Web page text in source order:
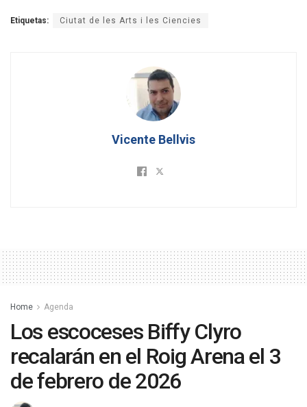
Etiquetas: Ciutat de les Arts i les Ciencies
Vicente Bellvis
Home Agenda
Los escoceses Biffy Clyro
recalarán en el Roig Arena el 3
de febrero de 2026